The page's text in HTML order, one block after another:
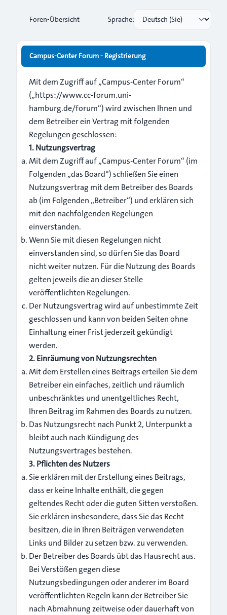
Foren-Übersicht Sprache:
Campus-Center Forum - Registrierung
Mit dem Zugriff auf „Campus-Center Forum“
(„https://www.cc-forum.uni-
hamburg.de/forum“) wird zwischen Ihnen und
dem Betreiber ein Vertrag mit folgenden
Regelungen geschlossen:
1. Nutzungsvertrag
Mit dem Zugriff auf „Campus-Center Forum“ (im
Folgenden „das Board“) schließen Sie einen
Nutzungsvertrag mit dem Betreiber des Boards
ab (im Folgenden „Betreiber“) und erklären sich
mit den nachfolgenden Regelungen
einverstanden.
Wenn Sie mit diesen Regelungen nicht
einverstanden sind, so dürfen Sie das Board
nicht weiter nutzen. Für die Nutzung des Boards
gelten jeweils die an dieser Stelle
veröffentlichten Regelungen.
Der Nutzungsvertrag wird auf unbestimmte Zeit
geschlossen und kann von beiden Seiten ohne
Einhaltung einer Frist jederzeit gekündigt
werden.
2. Einräumung von Nutzungsrechten
Mit dem Erstellen eines Beitrags erteilen Sie dem
Betreiber ein einfaches, zeitlich und räumlich
unbeschränktes und unentgeltliches Recht,
Ihren Beitrag im Rahmen des Boards zu nutzen.
Das Nutzungsrecht nach Punkt 2, Unterpunkt a
bleibt auch nach Kündigung des
Nutzungsvertrages bestehen.
3. Pflichten des Nutzers
Sie erklären mit der Erstellung eines Beitrags,
dass er keine Inhalte enthält, die gegen
geltendes Recht oder die guten Sitten verstoßen.
Sie erklären insbesondere, dass Sie das Recht
besitzen, die in Ihren Beiträgen verwendeten
Links und Bilder zu setzen bzw. zu verwenden.
Der Betreiber des Boards übt das Hausrecht aus.
Bei Verstößen gegen diese
Nutzungsbedingungen oder anderer im Board
veröffentlichten Regeln kann der Betreiber Sie
nach Abmahnung zeitweise oder dauerhaft von